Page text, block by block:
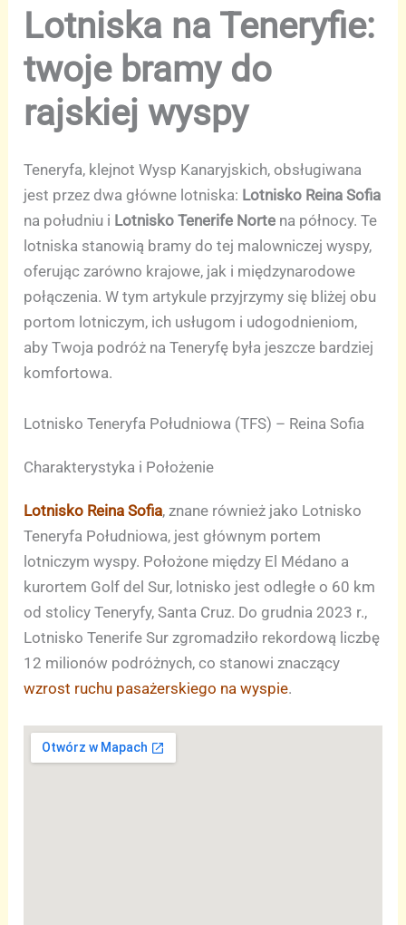
Lotniska na Teneryfie:
twoje bramy do
rajskiej wyspy
Teneryfa, klejnot Wysp Kanaryjskich, obsługiwana
jest przez dwa główne lotniska: Lotnisko Reina Sofia
na południu i Lotnisko Tenerife Norte na północy. Te
lotniska stanowią bramy do tej malowniczej wyspy,
oferując zarówno krajowe, jak i międzynarodowe
połączenia. W tym artykule przyjrzymy się bliżej obu
portom lotniczym, ich usługom i udogodnieniom,
aby Twoja podróż na Teneryfę była jeszcze bardziej
komfortowa.
Lotnisko Teneryfa Południowa (TFS) – Reina Sofia
Charakterystyka i Położenie
Lotnisko Reina Sofia, znane również jako Lotnisko
Teneryfa Południowa, jest głównym portem
lotniczym wyspy. Położone między El Médano a
kurortem Golf del Sur, lotnisko jest odległe o 60 km
od stolicy Teneryfy, Santa Cruz. Do grudnia 2023 r.,
Lotnisko Tenerife Sur zgromadziło rekordową liczbę
12 milionów podróżnych, co stanowi znaczący
wzrost ruchu pasażerskiego na wyspie.